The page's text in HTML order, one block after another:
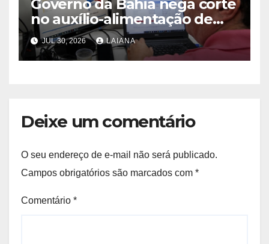
Governo da Bahia nega corte
no auxílio-alimentação de
servidores Reda
JUL 30, 2026 LAIANA
Deixe um comentário
O seu endereço de e-mail não será publicado.
Campos obrigatórios são marcados com *
Comentário *